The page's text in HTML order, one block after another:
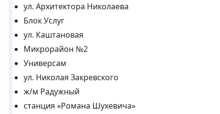
ул. Архитектора Николаева
Блок Услуг
ул. Каштановая
Микрорайон №2
Универсам
ул. Николая Закревского
ж/м Радужный
станция «Романа Шухевича»